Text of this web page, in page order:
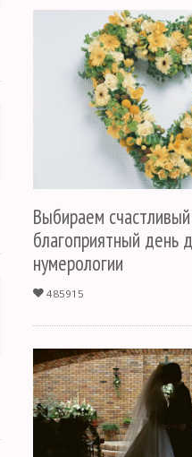
Выбираем
благоприятный день
нумерологии
485915